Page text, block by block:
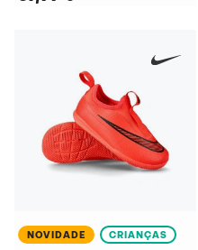
NOVIDADE CRIANÇAS